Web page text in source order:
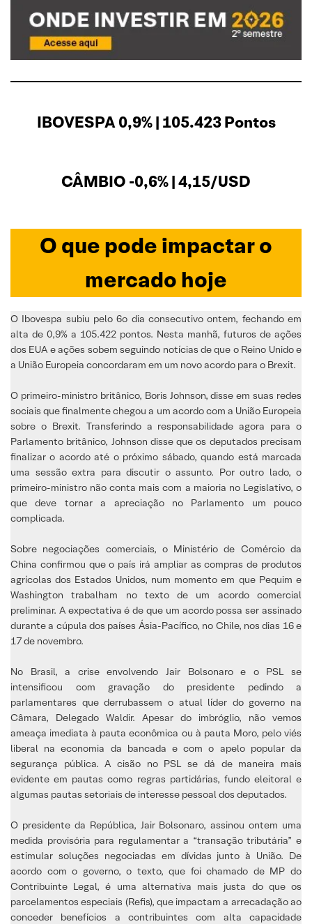
IBOVESPA 0,9% | 105.423 Pontos
CÂMBIO -0,6% | 4,15/USD
O que pode impactar o
mercado hoje
O Ibovespa subiu pelo 6o dia consecutivo ontem, fechando em
alta de 0,9% a 105.422 pontos. Nesta manhã, futuros de ações
dos EUA e ações sobem seguindo notícias de que o Reino Unido e
a União Europeia concordaram em um novo acordo para o Brexit.
O primeiro-ministro britânico, Boris Johnson, disse em suas redes
sociais que finalmente chegou a um acordo com a União Europeia
sobre o Brexit. Transferindo a responsabilidade agora para o
Parlamento britânico, Johnson disse que os deputados precisam
finalizar o acordo até o ‪próximo sábado, quando está marcada
uma sessão extra para discutir o assunto. Por outro lado, o
primeiro-ministro não conta mais com a maioria no Legislativo, o
que deve tornar a apreciação no Parlamento um pouco
complicada.
Sobre negociações comerciais, o Ministério de Comércio da
China confirmou que o país irá ampliar as compras de produtos
agrícolas dos Estados Unidos, num momento em que Pequim e
Washington trabalham no texto de um acordo comercial
preliminar. A expectativa é de que um acordo possa ser assinado
durante a cúpula dos países Ásia-Pacífico, no Chile, nos dias 16 e
17 de novembro.
No Brasil, a crise envolvendo Jair Bolsonaro e o PSL se
intensificou com gravação do presidente pedindo a
parlamentares que derrubassem o atual líder do governo na
Câmara, Delegado Waldir. Apesar do imbróglio, não vemos
ameaça imediata à pauta econômica ou à pauta Moro, pelo viés
liberal na economia da bancada e com o apelo popular da
segurança pública. A cisão no PSL se dá de maneira mais
evidente em pautas como regras partidárias, fundo eleitoral e
algumas pautas setoriais de interesse pessoal dos deputados.
O presidente da República, Jair Bolsonaro, assinou ontem uma
medida provisória para regulamentar a “transação tributária” e
estimular soluções negociadas em dívidas junto à União. De
acordo com o governo, o texto, que foi chamado de MP do
Contribuinte Legal, é uma alternativa mais justa do que os
parcelamentos especiais (Refis), que impactam a arrecadação ao
conceder benefícios a contribuintes com alta capacidade